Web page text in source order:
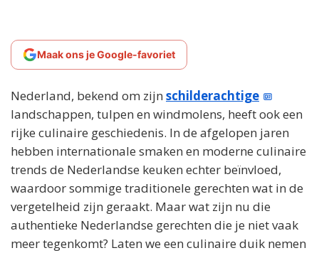
Maak ons je Google-favoriet
Nederland, bekend om zijn schilderachtige
landschappen, tulpen en windmolens, heeft ook een
rijke culinaire geschiedenis. In de afgelopen jaren
hebben internationale smaken en moderne culinaire
trends de Nederlandse keuken echter beïnvloed,
waardoor sommige traditionele gerechten wat in de
vergetelheid zijn geraakt. Maar wat zijn nu die
authentieke Nederlandse gerechten die je niet vaak
meer tegenkomt? Laten we een culinaire duik nemen